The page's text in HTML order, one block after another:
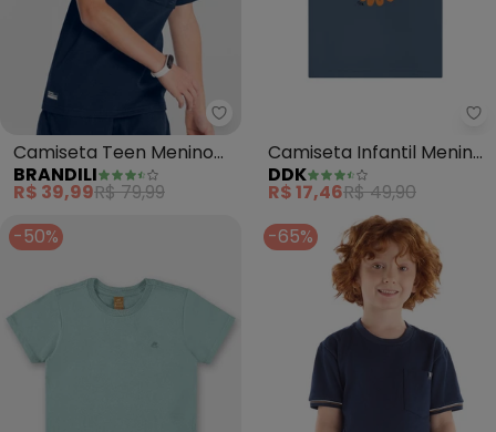
Brandili - Camiseta Teen
Camiseta Teen Menino
em Malha (Azul)
BRANDILI
R$ 39,99R$ 79,99
Camiseta Infantil Menino
(Azul)
DDK
R$ 17,46R$ 49,90
-50%
-65%